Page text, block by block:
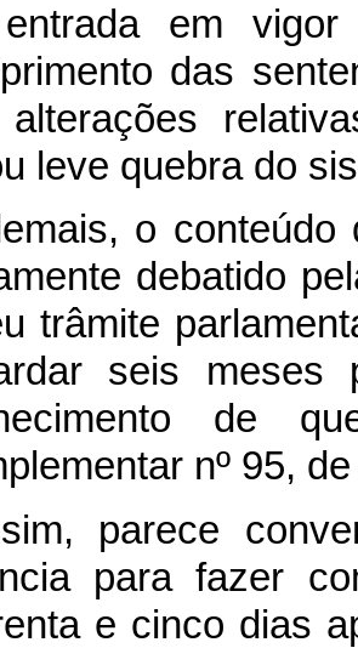
em vigor
das
leve quebra do
o
debatido
trâmite
seis
de
nº 95,
parece
para fazer
e cinco dias